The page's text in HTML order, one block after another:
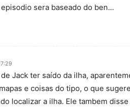
sera baseado do ben…
Jack ter saído da ilha,
e coisas do tipo, o que
localizar a ilha. Ele tambem